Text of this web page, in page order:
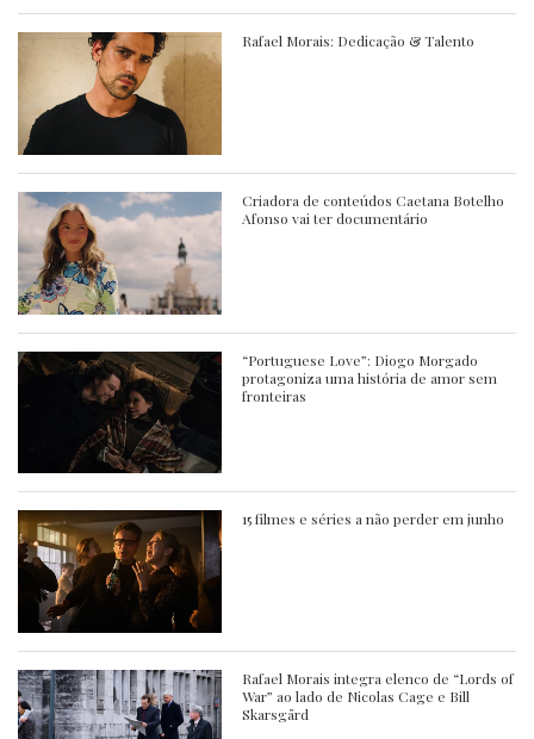
Rafael Morais: Dedicação & Talento
Criadora de conteúdos Caetana Botelho
Afonso vai ter documentário
“Portuguese Love”: Diogo Morgado
protagoniza uma história de amor sem
fronteiras
15 filmes e séries a não perder em junho
Rafael Morais integra elenco de “Lords of
War” ao lado de Nicolas Cage e Bill
Skarsgård